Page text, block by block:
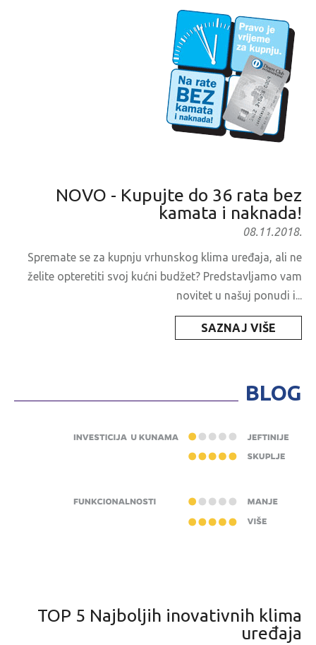
NOVO - Kupujte do 36 rata bez
kamata i naknada!
08.11.2018.
Spremate se za kupnju vrhunskog klima uređaja, ali ne
želite opteretiti svoj kućni budžet? Predstavljamo vam
novitet u našuj ponudi i...
SAZNAJ VIŠE
BLOG
TOP 5 Najboljih inovativnih klima
uređaja